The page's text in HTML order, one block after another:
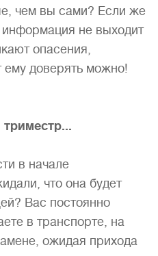
чем вы сами? Если же
информация не выходит
опасения,
ему доверять можно!
в начале
что она будет
Вас по­стоянно
в транспорте, на
ожидая прихода